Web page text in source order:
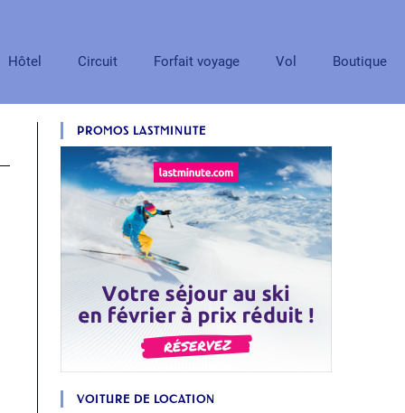
Hôtel Circuit Forfait voyage Vol Boutique
PROMOS LASTMINUTE
VOITURE DE LOCATION